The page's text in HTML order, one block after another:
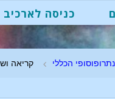
כניסה לארכיב
הכללי קריאה